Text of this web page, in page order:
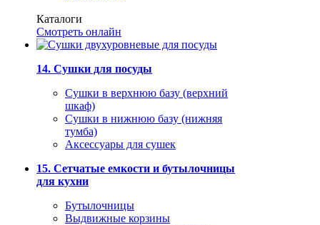
Каталоги
Смотреть онлайн
14. Сушки для посуды
Сушки в верхнюю базу (верхний
шкаф)
Сушки в нижнюю базу (нижняя
тумба)
Аксессуары для сушек
15. Сетчатые емкости и бутылочницы
для кухни
Бутылочницы
Выдвижные корзины